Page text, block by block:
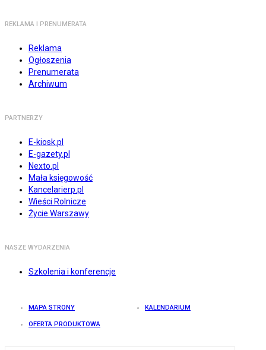
REKLAMA I PRENUMERATA
Reklama
Ogłoszenia
Prenumerata
Archiwum
PARTNERZY
E-kiosk.pl
E-gazety.pl
Nexto.pl
Mała księgowość
Kancelarierp.pl
Wieści Rolnicze
Życie Warszawy
NASZE WYDARZENIA
Szkolenia i konferencje
MAPA STRONY KALENDARIUM
OFERTA PRODUKTOWA